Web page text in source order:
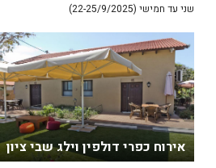
שני עד חמישי (22-25/9/2025)
אירוח כפרי דולפין וילג שבי ציון